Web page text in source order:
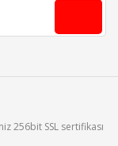
256bit SSL sertifikası